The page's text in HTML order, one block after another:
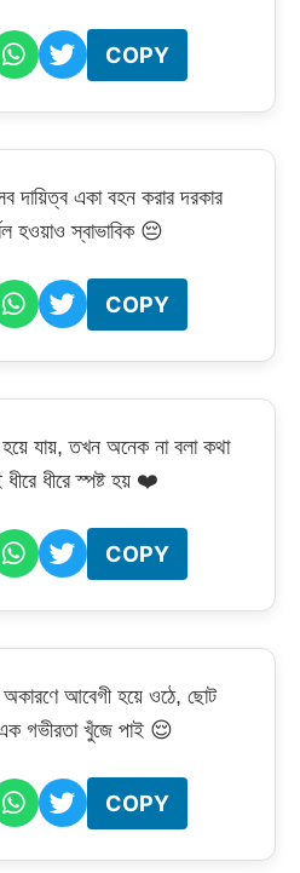
COPY
দায়িত্ব একা বহন করার দরকার
হওয়াও স্বাভাবিক 😔
COPY
যায়, তখন অনেক না বলা কথা
ধীরে স্পষ্ট হয় ❤️
COPY
আবেগী হয়ে ওঠে, ছোট
গভীরতা খুঁজে পাই 😌
COPY